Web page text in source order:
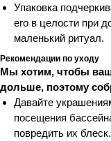
Упаковка
его в целости при
маленький ритуал.
Рекомендации по уходу
Мы хотим, чтобы
дольше, поэтому
Давайте
посещения
повредить их блеск.